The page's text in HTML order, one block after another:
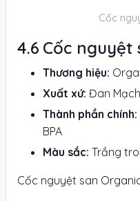
Cốc
Cốc nguyệt
Thương hiệu:
Xuất xứ: Đan Mạch
Thành phần chính:
BPA
Màu sắc: Trắng
Cốc nguyệt san